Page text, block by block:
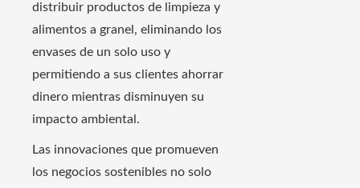
distribuir productos de limpieza y
alimentos a granel, eliminando los
envases de un solo uso y
permitiendo a sus clientes ahorrar
dinero mientras disminuyen su
impacto ambiental.
Las innovaciones que promueven
los negocios sostenibles no solo